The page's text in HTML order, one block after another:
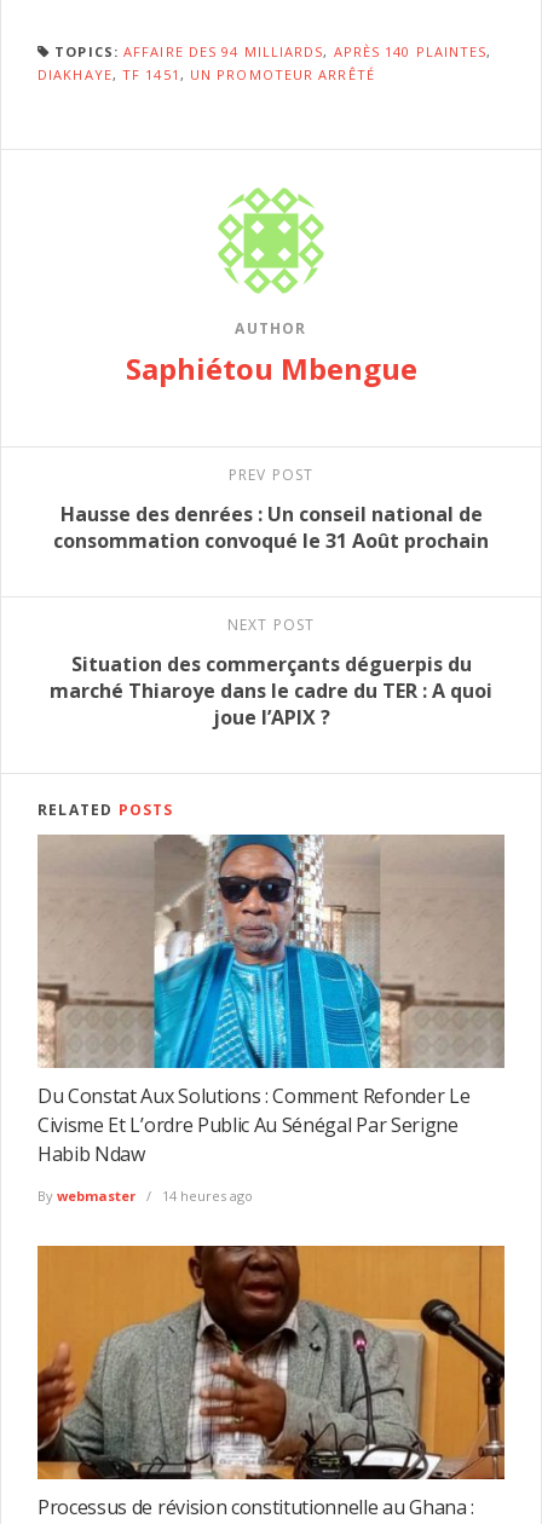
TOPICS: AFFAIRE DES 94 MILLIARDS, APRÈS 140 PLAINTES,
DIAKHAYE,TF 1451 , UN PROMOTEUR ARRÊTÉ
AUTHOR
Saphiétou Mbengue
PREV POST
Hausse des denrées : Un conseil national de
consommation convoqué le 31 Août prochain
NEXT POST
Situation des commerçants déguerpis du
marché Thiaroye dans le cadre du TER : A quoi
joue l’APIX ?
RELATED POSTS
Du Constat Aux Solutions : Comment Refonder Le
Civisme Et L’ordre Public Au Sénégal Par Serigne
Habib Ndaw
By webmaster 14 heures ago
Processus de révision constitutionnelle au Ghana :